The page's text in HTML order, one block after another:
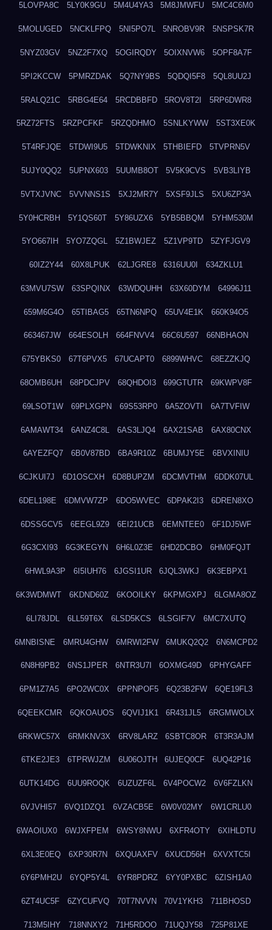
5LOVPA8C 5LY0K9GU 5M4U4YA3 5M8JMWFU 5MC4C6M0
5MOLUGED 5NCKLFPQ 5NI5PO7L 5NROBV9R 5NSPSK7R
5NYZ03GV 5NZ2F7XQ 5OGIRQDY 5OIXNVW6 5OPF8A7F
5PI2KCCW 5PMRZDAK 5Q7NY9BS 5QDQI5F8 5QL8UU2J
5RALQ21C 5RBG4E64 5RCDBBFD 5ROV8T2I 5RP6DWR8
5RZ72FTS 5RZPCFKF 5RZQDHMO 5SNLKYWW 5ST3XE0K
5T4RFJQE 5TDWI9U5 5TDWKNIX 5THBIEFD 5TVPRN5V
5UJY0QQ2 5UPNX603 5UUMB8OT 5V5K9CVS 5VB3LIYB
5VTXJVNC 5VVNNS1S 5XJ2MR7Y 5XSF9JLS 5XU6ZP3A
5Y0HCRBH 5Y1QS60T 5Y86UZX6 5YB5BBQM 5YHM530M
5YO667IH 5YO7ZQGL 5Z1BWJEZ 5Z1VP9TD 5ZYFJGV9
60IZ2Y44 60X8LPUK 62LJGRE8 6316UU0I 634ZKLU1
63MVU7SW 63SPQINX 63WDQUHH 63X60DYM 64996J11
659M6G4O 65TIBAG5 65TN6NPQ 65UV4E1K 660K94O5
663467JW 664ESOLH 664FNVV4 66C6U597 66NBHAON
675YBKS0 67T6PVX5 67UCAPT0 6899WHVC 68EZZKJQ
68OMB6UH 68PDCJPV 68QHDOI3 699GTUTR 69KWPV8F
69LSOT1W 69PLXGPN 69S53RP0 6A5ZOVTI 6A7TVFIW
6AMAWT34 6ANZ4C8L 6AS3LJQ4 6AX21SAB 6AX80CNX
6AYEZFQ7 6B0V87BD 6BA9R10Z 6BUMJY5E 6BVXINIU
6CJKUI7J 6D1OSCXH 6D8BUPZM 6DCMVTHM 6DDK07UL
6DEL198E 6DMVW7ZP 6DO5WVEC 6DPAK2I3 6DREN8XO
6DSSGCV5 6EEGL9Z9 6EI21UCB 6EMNTEE0 6F1DJ5WF
6G3CXI93 6G3KEGYN 6H6L0Z3E 6HD2DCBO 6HM0FQJT
6HWL9A3P 6I5IUH76 6JGSI1UR 6JQL3WKJ 6K3EBPX1
6K3WDMWT 6KDND60Z 6KOOILKY 6KPMGXPJ 6LGMA8OZ
6LI78JDL 6LL59T6X 6LSD5KCS 6LSGIF7V 6MC7XUTQ
6MNBISNE 6MRU4GHW 6MRWI2FW 6MUKQ2Q2 6N6MCPD2
6N8H9PB2 6NS1JPER 6NTR3U7I 6OXMG49D 6PHYGAFF
6PM1Z7A5 6PO2WC0X 6PPNPOF5 6Q23B2FW 6QE19FL3
6QEEKCMR 6QKOAUOS 6QVIJ1K1 6R431JL5 6RGMWOLX
6RKWC57X 6RMKNV3X 6RV8LARZ 6SBTC8OR 6T3R3AJM
6TKE2JE3 6TPRWJZM 6U06OJTH 6UJEQ0CF 6UQ42P16
6UTK14DG 6UU9ROQK 6UZUZF6L 6V4POCW2 6V6FZLKN
6VJVHI57 6VQ1DZQ1 6VZACB5E 6W0V02MY 6W1CRLU0
6WAOIUX0 6WJXFPEM 6WSY8NWU 6XFR4OTY 6XIHLDTU
6XL3E0EQ 6XP30R7N 6XQUAXFV 6XUCD56H 6XVXTC5I
6Y6PMH2U 6YQP5Y4L 6YR8PDRZ 6YY0PXBC 6ZISH1A0
6ZT4UC5F 6ZYCUFVQ 70T7NVVN 70V1YKH3 711BHOSD
713M5IHY 718NNXY2 71H5RDOO 71UQJY58 725P81XE